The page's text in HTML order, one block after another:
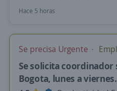
Hace 5 horas
Se precisa Urgente
Se solicita coordinador
Bogota, lunes a viernes.